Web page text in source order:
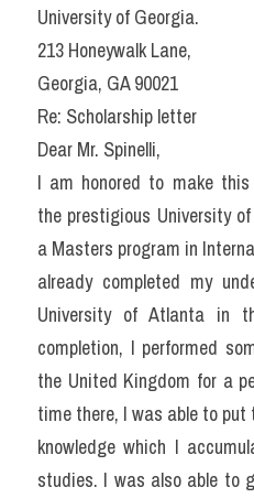
University of Georgia.
213 Honeywalk Lane,
Georgia, GA 90021
Re: Scholarship letter
Dear Mr. Spinelli,
I am honored to make
the prestigious University
a Masters program in
already completed my
University of Atlanta in
completion, I performed
the United Kingdom for a
time there, I was able to
knowledge which I
studies. I was also able to